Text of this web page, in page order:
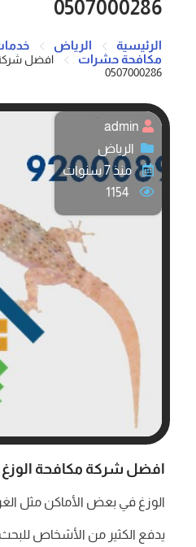
0507000286
الرئيسية الرياض
مكافحة حشرات
افضل شركة
0507000286
admin
الرياض
منذ 7 سنوات
1154
افضل شركة مكافحة الوزغ
الوزغ في بعض الأماكن مثل
يدفع الكثير من الأشخاص